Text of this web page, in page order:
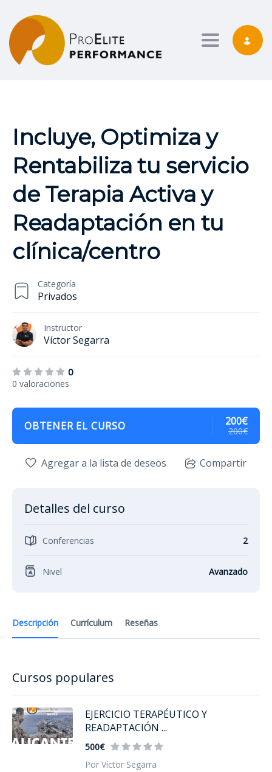
Toggle
Categoría
Privados
Instructor
Víctor Segarra
0
0 valoraciones
Incluye, Optimiza y
Rentabiliza tu servicio
de Terapia Activa y
Readaptación en tu
clínica/centro
Descripción Currículum Reseñas
OBTENER EL CURSO 200€
200€
Agregar a la lista de deseos Compartir
Detalles del curso
Conferencias 2
Nivel Avanzado
Cursos populares
EJERCICIO TERAPÉUTICO Y
READAPTACIÓN ...
500€
Por Víctor Segarra